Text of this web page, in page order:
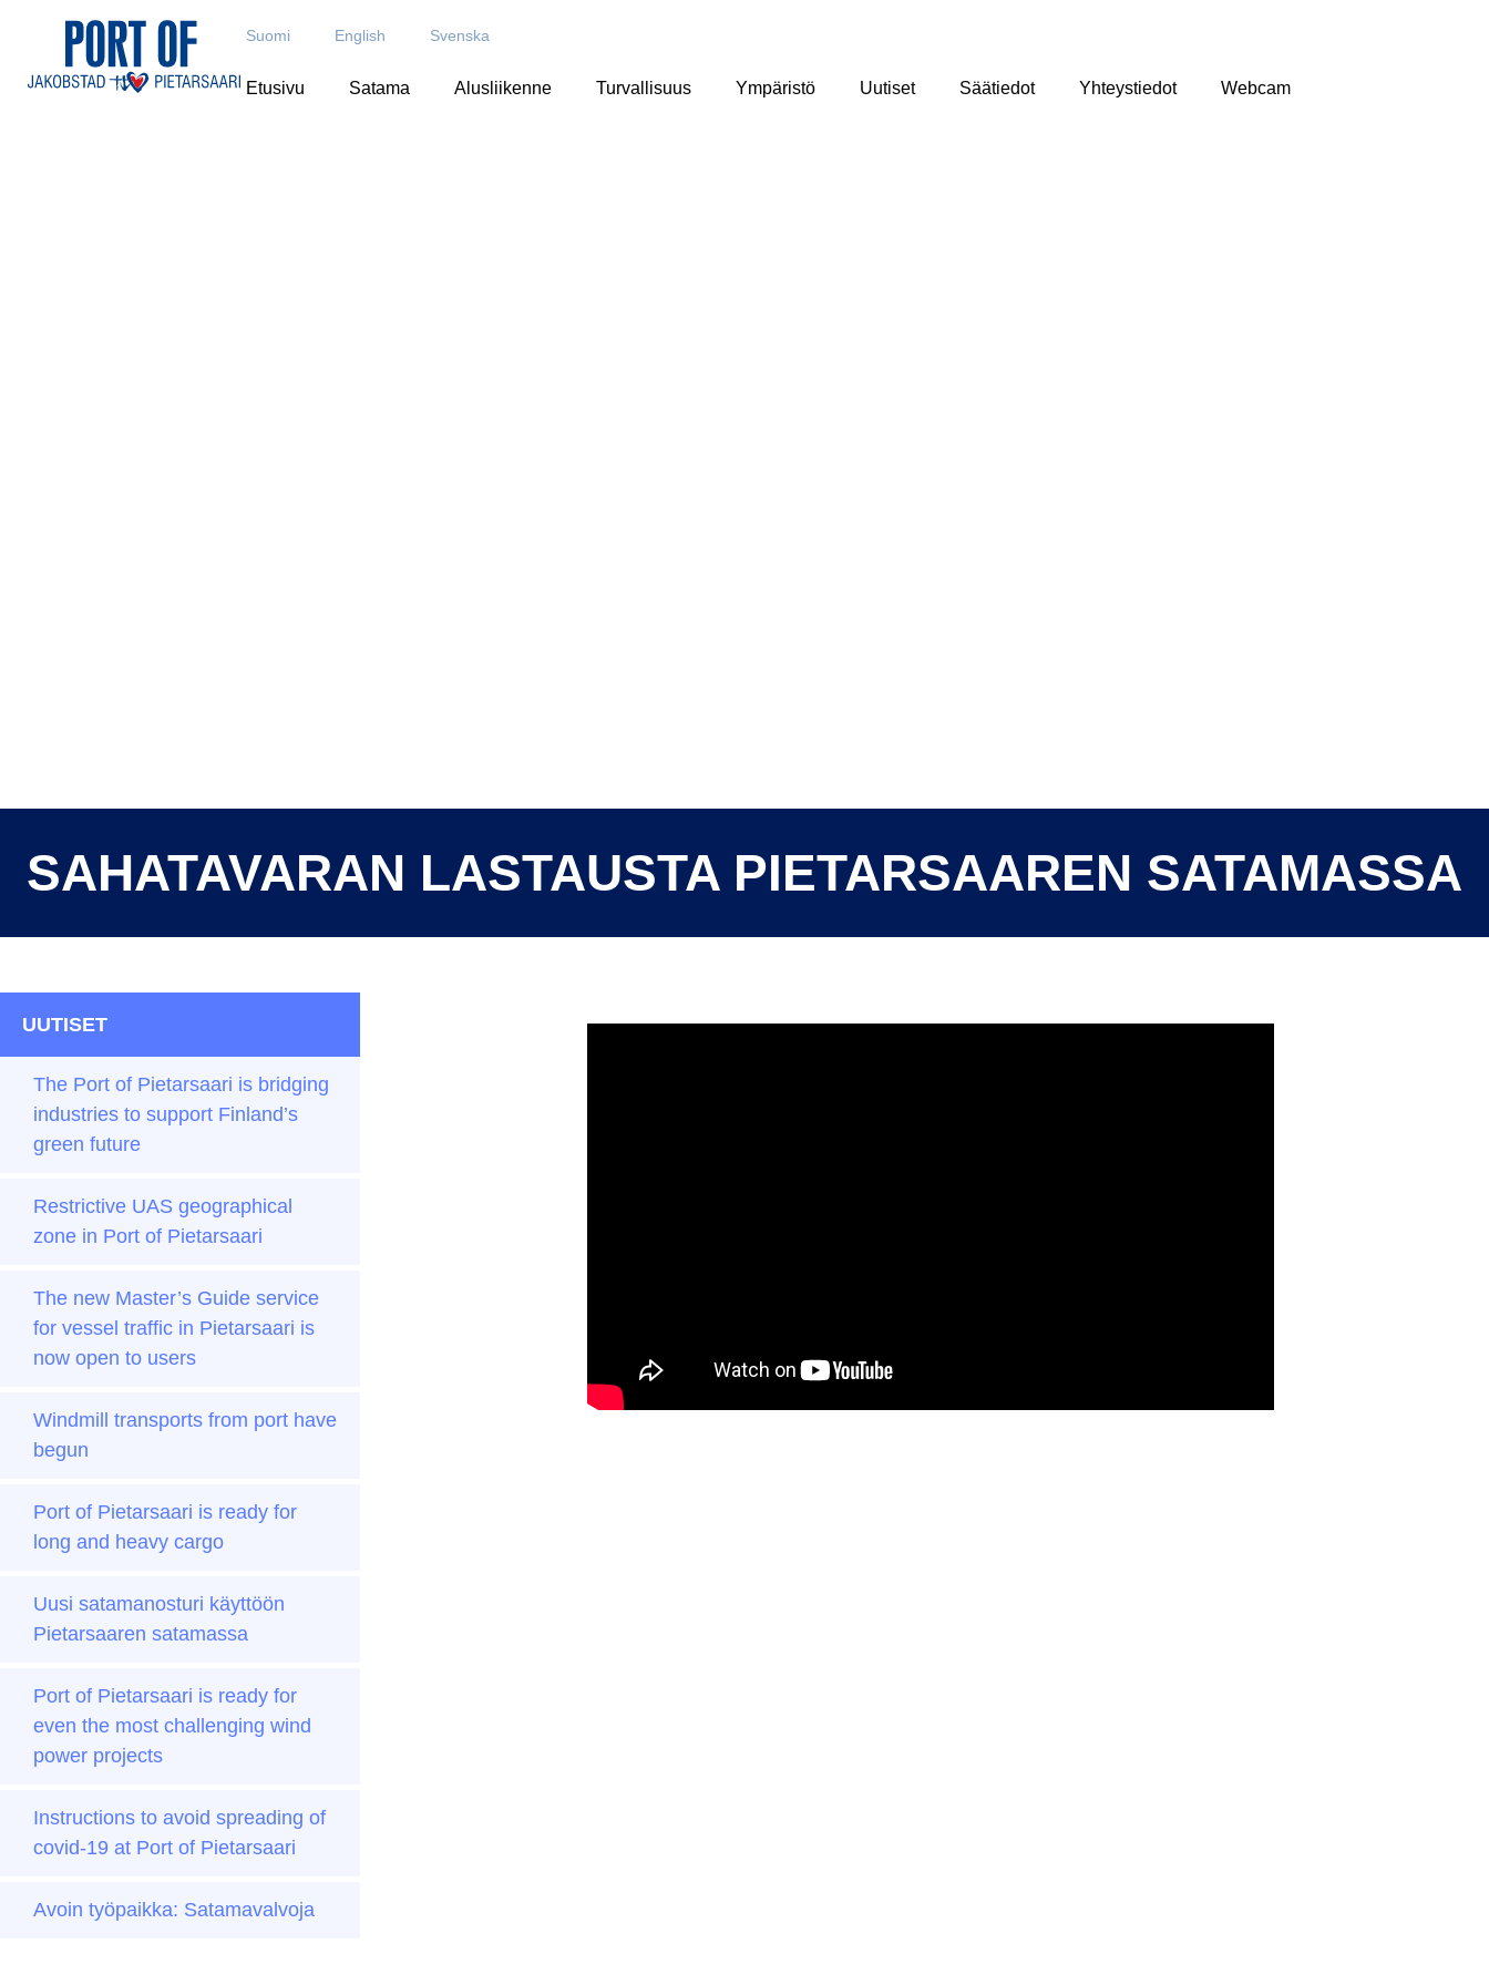
Suomi English Svenska
Etusivu Satama Alusliikenne Turvallisuus Ympäristö Uutiset Säätiedot Yhteystiedot Webcam
SAHATAVARAN LASTAUSTA PIETARSAAREN SATAMASSA
UUTISET
The Port of Pietarsaari is bridging
industries to support Finland’s
green future
Restrictive UAS geographical
zone in Port of Pietarsaari
The new Master’s Guide service
for vessel traffic in Pietarsaari is
now open to users
Windmill transports from port have
begun
Port of Pietarsaari is ready for
long and heavy cargo
Uusi satamanosturi käyttöön
Pietarsaaren satamassa
Port of Pietarsaari is ready for
even the most challenging wind
power projects
Instructions to avoid spreading of
covid-19 at Port of Pietarsaari
Avoin työpaikka: Satamavalvoja